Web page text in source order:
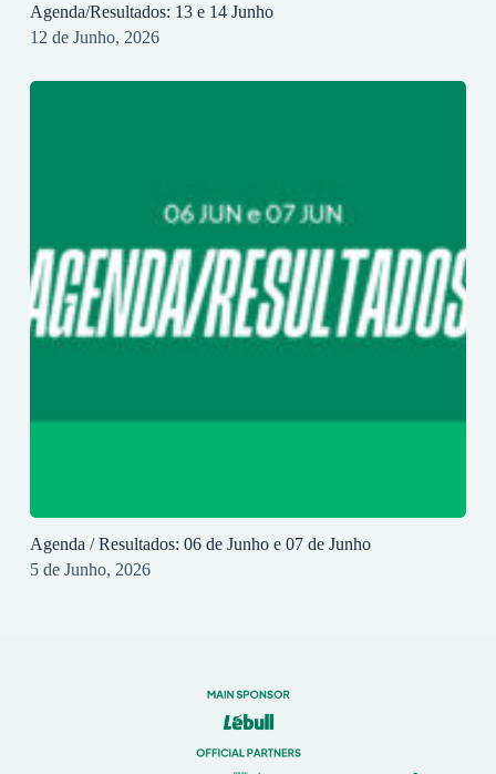
Agenda/Resultados: 13 e 14 Junho
12 de Junho, 2026
Agenda / Resultados: 06 de Junho e 07 de Junho
5 de Junho, 2026